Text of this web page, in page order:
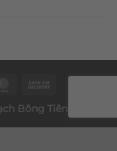
Bông Tiên Sa